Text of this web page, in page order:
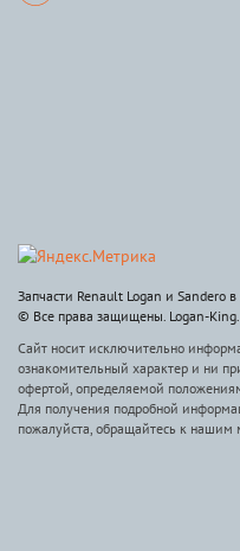
Запчасти Renault Logan и Sandero в
© Все права защищены. Logan-
Сайт носит исключительно
ознакомительный характер и ни
офертой, определяемой
Для получения подробной
пожалуйста, обращайтесь к нашим